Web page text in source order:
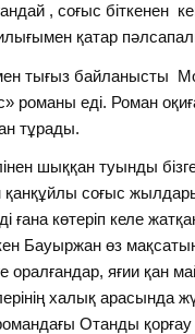
, соғыс біткенен
қатар
тығыз байланысты
романы еді. Роман
тұрады.
шыққан туынды
қанқұйлы соғыс
ғана көтеріп келе
Бауыржан өз
оралғандар, яғии
халық арасында
романдағы Отанды